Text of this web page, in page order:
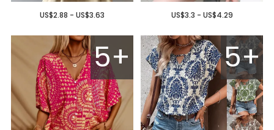
US$2.88 - US$3.63 US$3.3 - US$4.29
5+ 5+